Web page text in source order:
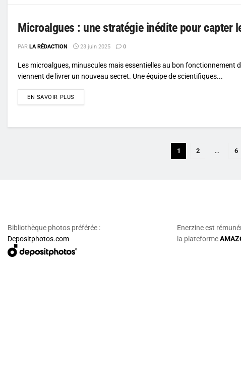
Microalgues : une stratégie inédite pour capter
PAR LA RÉDACTION 23 juin 2025 0
Les microalgues, minuscules mais essentielles au bon fonctionnement
viennent de livrer un nouveau secret. Une équipe de scientifiques...
EN SAVOIR PLUS
1 2 … 6
Bibliothèque photos préférée :
Depositphotos.com
Enerzine est
la plateforme